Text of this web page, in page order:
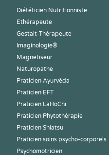
Diététicien Nutritionniste
Ethérapeute
Gestalt-Thérapeute
Imaginologie®
Magnetiseur
Naturopathe
Praticien Ayurvéda
Praticien EFT
Praticien LaHoChi
Praticien Phytothérapie
Praticien Shiatsu
Praticien soins psycho-corporels
Psychomotricien